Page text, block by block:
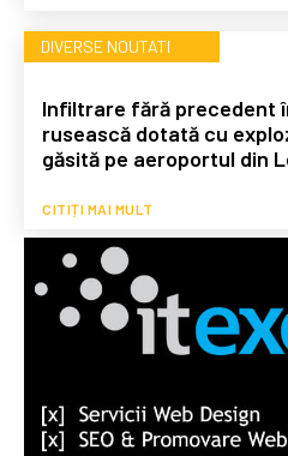
DIVERSE NOUTATI
Infiltrare fără precedent
rusească dotată cu
găsită pe aeroportul din
CITIȚI MAI MULT